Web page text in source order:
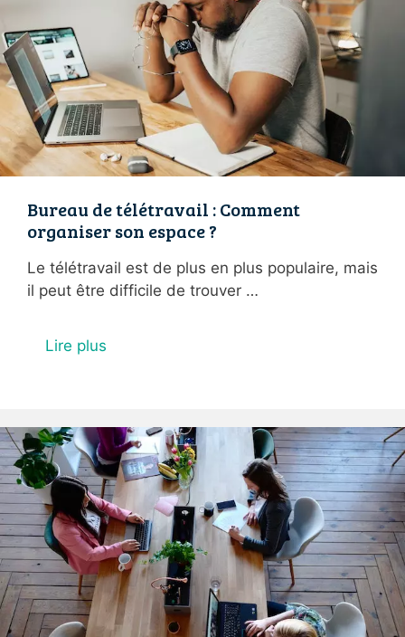
Bureau de télétravail : Comment
organiser son espace ?
Le télétravail est de plus en plus populaire, mais
il peut être difficile de trouver …
Lire plus